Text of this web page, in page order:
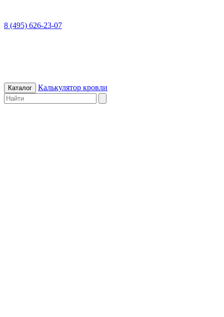
8 (495) 626-23-07
Каталог Калькулятор кровли